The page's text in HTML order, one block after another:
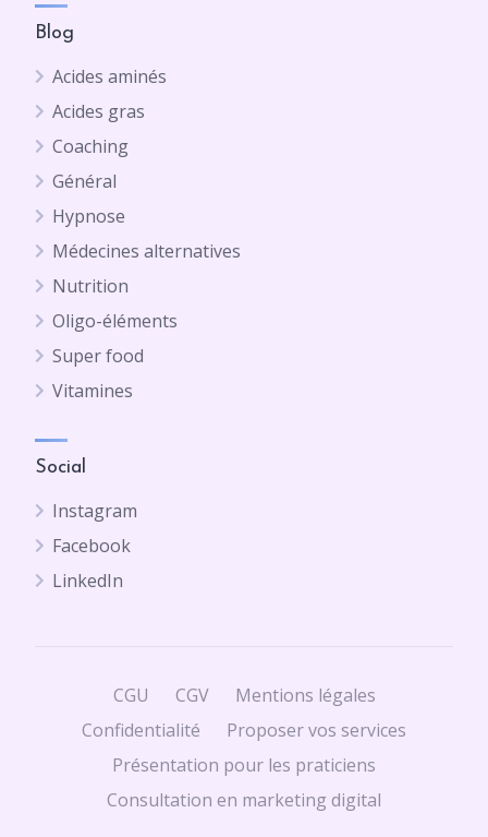
Blog
Acides aminés
Acides gras
Coaching
Général
Hypnose
Médecines alternatives
Nutrition
Oligo-éléments
Super food
Vitamines
Social
Instagram
Facebook
LinkedIn
CGU CGV
Mentions légales
Confidentialité
Proposer vos services
Présentation pour les praticiens
Consultation en marketing digital